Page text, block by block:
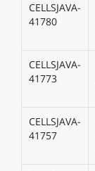
CELLSJAVA-
41780
CELLSJAVA-
41773
CELLSJAVA-
41757